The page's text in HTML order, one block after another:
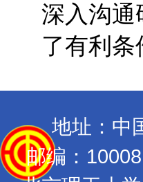
深入沟通
了有利条
地址：中
邮编：